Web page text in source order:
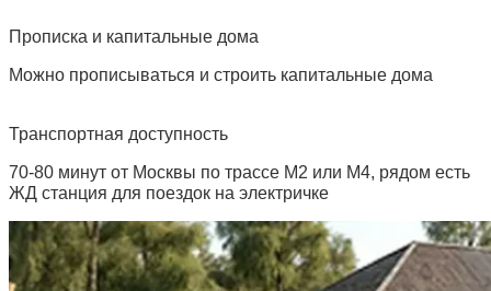
Прописка и капитальные дома
Можно прописываться и строить капитальные дома
Транспортная доступность
70-80 минут от Москвы по трассе М2 или М4, рядом есть
ЖД станция для поездок на электричке